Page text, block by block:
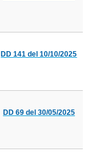
DD 141 del 10/10/2025
DD 69 del 30/05/2025